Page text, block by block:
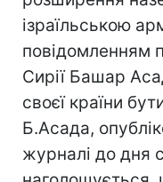
ізраїльською
повідомленням
Сирії Башар
своєї країни
Б.Асада,
журналі до дня